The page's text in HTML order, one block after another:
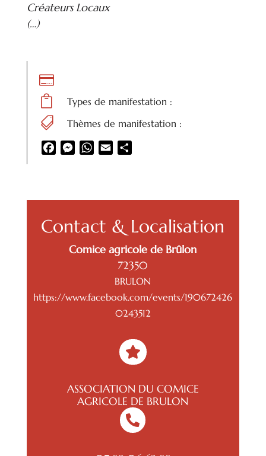
Créateurs Locaux
(…)


Types de manifestation :
 Thèmes de manifestation :
FacebookMessenger
WhatsApp
Email
Contact & Localisation
Comice agricole de Brûlon
72350
BRULON
https://www.facebook.com/events/190672426
0243512

ASSOCIATION DU COMICE
AGRICOLE DE BRULON
